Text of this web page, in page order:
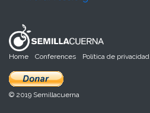
Home Conferences Política de privacidad
© 2019 Semillacuerna